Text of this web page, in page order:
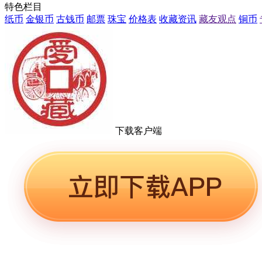
特色栏目
纸币 金银币 古钱币 邮票 珠宝 价格表 收藏资讯 藏友观点 铜币
下载客户端